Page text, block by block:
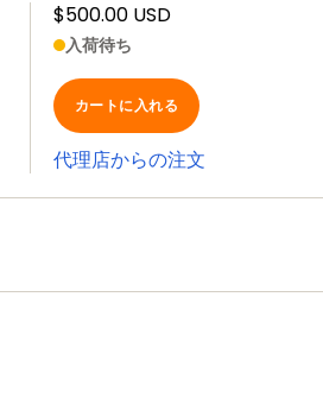
$500.00 USD
入荷待ち
カートに入れる
代理店からの注文